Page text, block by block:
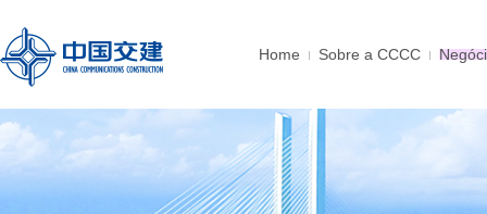
Home Sobre a CCCC